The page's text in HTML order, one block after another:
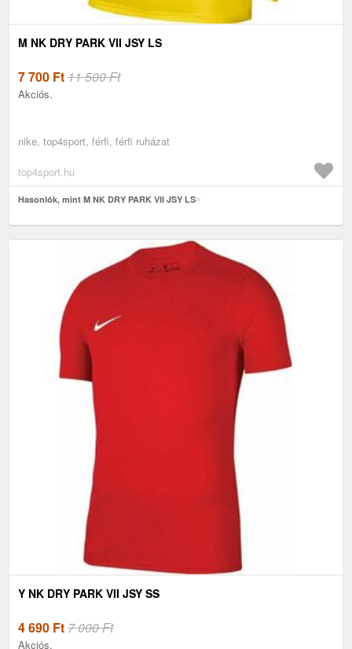
M NK DRY PARK VII JSY LS
7 700 Ft11 500 Ft
Akciós.
nike, top4sport, férfi, férfi ruházat
top4sport.hu
Hasonlók, mint M NK DRY PARK VII JSY LS
Y NK DRY PARK VII JSY SS
4 690 Ft7 000 Ft
Akciós.